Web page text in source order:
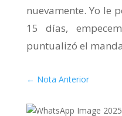
nuevamente. Yo le
15 días,
puntualizó el
← Nota Anterior